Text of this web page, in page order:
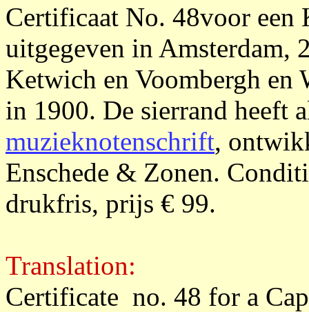
Certificaat No. 48voor een
uitgegeven in
Ketwich en Voombergh en
in 1900. De sierrand heeft
muzieknotenschrift,
Enschede & Zonen.
drukfris, prijs € 99.
Translation:
Certificate no. 48 for a